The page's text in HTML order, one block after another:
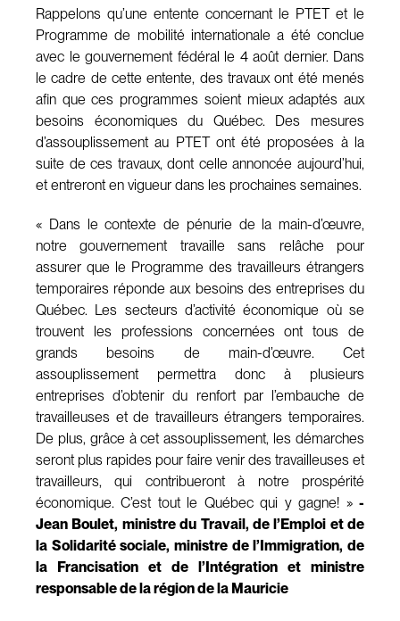
Rappelons qu’une entente concernant le PTET et le
Programme de mobilité internationale a été conclue
avec le gouvernement fédéral le 4 août dernier. Dans
le cadre de cette entente, des travaux ont été menés
afin que ces programmes soient mieux adaptés aux
besoins économiques du Québec. Des mesures
d’assouplissement au PTET ont été proposées à la
suite de ces travaux, dont celle annoncée aujourd’hui,
et entreront en vigueur dans les prochaines semaines.
« Dans le contexte de pénurie de la main-d’œuvre,
notre gouvernement travaille sans relâche pour
assurer que le Programme des travailleurs étrangers
temporaires réponde aux besoins des entreprises du
Québec. Les secteurs d’activité économique où se
trouvent les professions concernées ont tous de
grands besoins de main-d’œuvre. Cet
assouplissement permettra donc à plusieurs
entreprises d’obtenir du renfort par l’embauche de
travailleuses et de travailleurs étrangers temporaires.
De plus, grâce à cet assouplissement, les démarches
seront plus rapides pour faire venir des travailleuses et
travailleurs, qui contribueront à notre prospérité
économique. C’est tout le Québec qui y gagne! » -
Jean Boulet, ministre du Travail, de l’Emploi et de
la Solidarité sociale, ministre de l’Immigration, de
la Francisation et de l’Intégration et ministre
responsable de la région de la Mauricie